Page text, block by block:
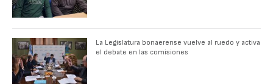
La Legislatura bonaerense vuelve al ruedo y activa
el debate en las comisiones